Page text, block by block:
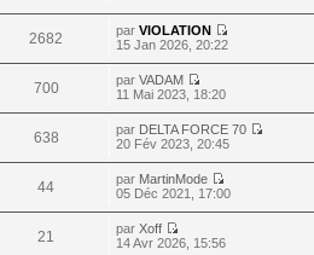
2682 parVIOLATION
15 Jan 2026, 20:22
700 parVADAM
11 Mai 2023, 18:20
638 par DELTA FORCE 70
20 Fév 2023, 20:45
44 par MartinMode
05 Déc 2021, 17:00
21 parXoff
14 Avr 2026, 15:56